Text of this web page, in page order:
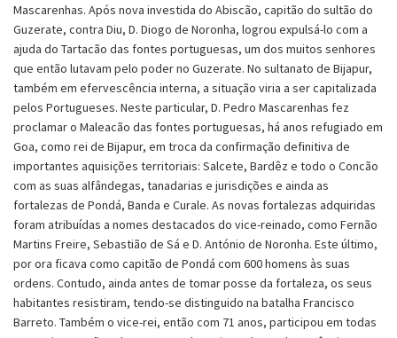
Mascarenhas. Após nova investida do Abiscão, capitão do sultão do
Guzerate, contra Diu, D. Diogo de Noronha, logrou expulsá-lo com a
ajuda do Tartacão das fontes portuguesas, um dos muitos senhores
que então lutavam pelo poder no Guzerate. No sultanato de Bijapur,
também em efervescência interna, a situação viria a ser capitalizada
pelos Portugueses. Neste particular, D. Pedro Mascarenhas fez
proclamar o Maleacão das fontes portuguesas, há anos refugiado em
Goa, como rei de Bijapur, em troca da confirmação definitiva de
importantes aquisições territoriais: Salcete, Bardêz e todo o Concão
com as suas alfândegas, tanadarias e jurisdições e ainda as
fortalezas de Pondá, Banda e Curale. As novas fortalezas adquiridas
foram atribuídas a nomes destacados do vice-reinado, como Fernão
Martins Freire, Sebastião de Sá e D. António de Noronha. Este último,
por ora ficava como capitão de Pondá com 600 homens às suas
ordens. Contudo, ainda antes de tomar posse da fortaleza, os seus
habitantes resistiram, tendo-se distinguido na batalha Francisco
Barreto. Também o vice-rei, então com 71 anos, participou em todas